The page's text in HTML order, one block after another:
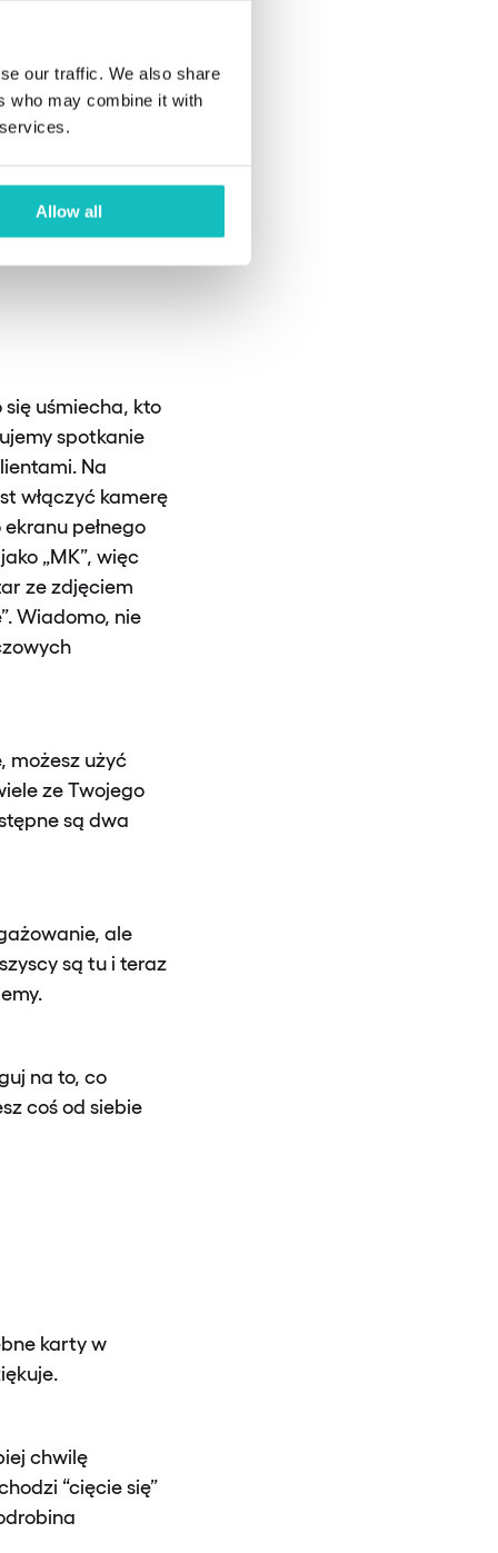
our traffic. We also share
who may combine it with
Allow all
je
uśmiecha, kto
spotkanie
Na
włączyć kamerę
pełnego
„MK”, więc
ze zdjęciem
Wiadomo, nie
możesz użyć
ze Twojego
są dwa
ale
są tu i teraz
na to, co
coś od siebie
karty w
chwilę
“cięcie się”